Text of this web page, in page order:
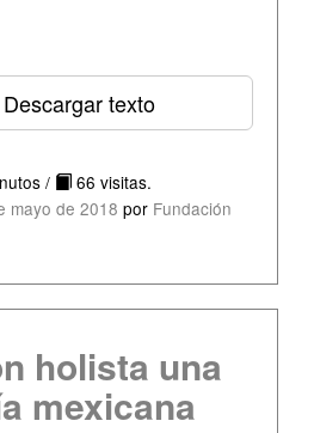
texto
/
66 visitas.
mayo de 2018 por Fundación
holista una
mexicana